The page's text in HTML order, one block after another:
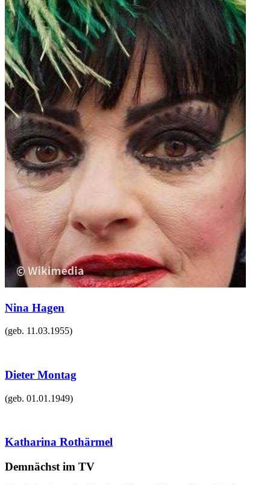
Nina Hagen
(geb. 11.03.1955)
Dieter Montag
(geb. 01.01.1949)
Katharina Rothärmel
Demnächst im TV